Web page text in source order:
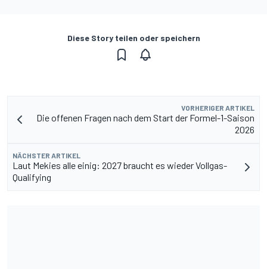
Diese Story teilen oder speichern
VORHERIGER ARTIKEL
Die offenen Fragen nach dem Start der Formel-1-Saison
2026
NÄCHSTER ARTIKEL
Laut Mekies alle einig: 2027 braucht es wieder Vollgas-
Qualifying